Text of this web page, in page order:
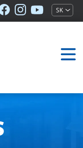
SK
jukiss.sk
na
Instagrame
jukiss.sk
na
Youtube